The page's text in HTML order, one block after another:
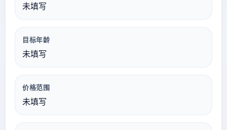
未填写
目标年龄
未填写
价格范围
未填写